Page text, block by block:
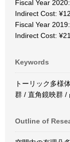
Fiscal Year
Indirect Cost:
Fiscal Year
Indirect Cost:
Keywords
トーリック多様
群 / 直角鏡映群 /
Outline of